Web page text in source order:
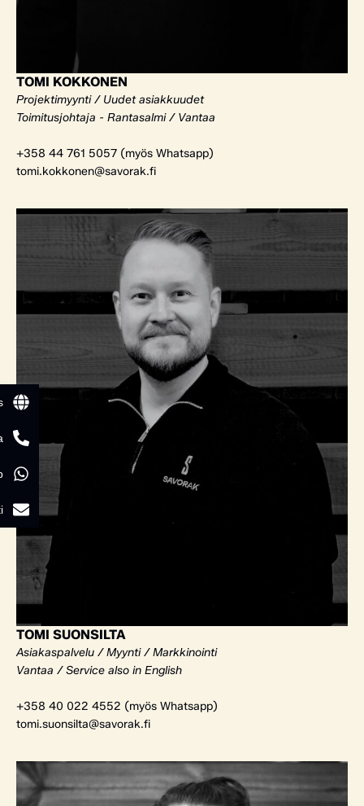
TOMI KOKKONEN
Projektimyynti / Uudet asiakkuudet
Toimitusjohtaja - Rantasalmi / Vantaa
+358 44 761 5057 (myös Whatsapp)
tomi.kokkonen@savorak.fi
TOMI SUONSILTA
Asiakaspalvelu / Myynti / Markkinointi
Vantaa / Service also in English
+358 40 022 4552 (myös Whatsapp)
tomi.suonsilta@savorak.fi